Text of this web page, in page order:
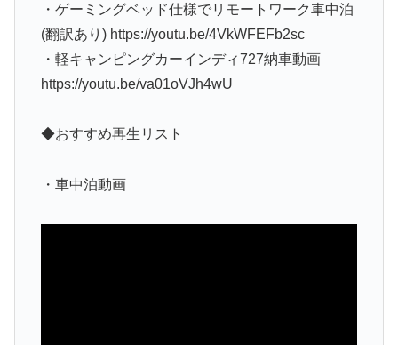
・ゲーミングベッド仕様でリモートワーク車中泊
(翻訳あり) https://youtu.be/4VkWFEFb2sc
・軽キャンピングカーインディ727納車動画
https://youtu.be/va01oVJh4wU
◆おすすめ再生リスト
・車中泊動画